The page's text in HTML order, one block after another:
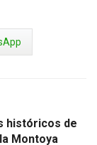
históricos de
Montoya